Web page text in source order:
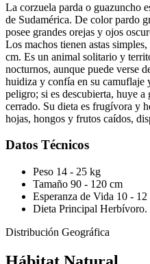
La corzuela parda o guazuncho
de Sudamérica. De color pardo
posee grandes orejas y ojos
Los machos tienen astas
cm. Es un animal solitario y
nocturnos, aunque puede verse
huidiza y confía en su camuflaje
peligro; si es descubierta, huye a
cerrado. Su dieta es frugívora y
hojas, hongos y frutos caídos,
Datos Técnicos
Peso 14 - 25 kg
Tamaño 90 - 120 cm
Esperanza de Vida 10 - 12
Dieta Principal Herbívoro.
Distribución Geográfica